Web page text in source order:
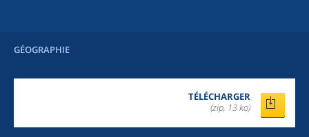
GÉOGRAPHIE
TÉLÉCHARGER
(zip, 13 ko)